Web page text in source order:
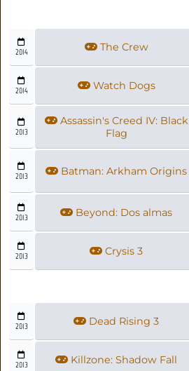
2014 The Crew
2014 Watch Dogs
2013
Assassin's Creed IV: Black
Flag
2013 Batman: Arkham Origins
2013 Beyond: Dos almas
2013 Crysis 3
2013 Dead Rising 3
2013 Killzone: Shadow Fall